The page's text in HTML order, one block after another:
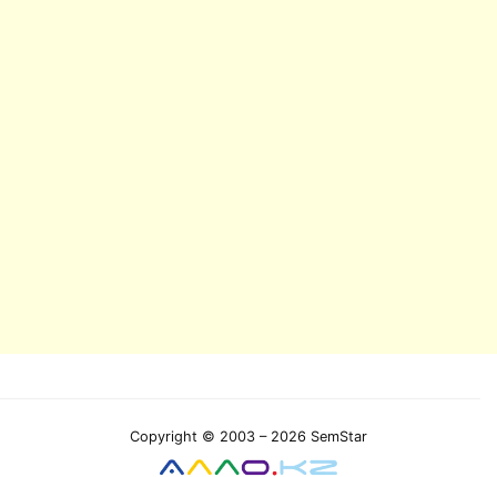
Copyright © 2003 – 2026 SemStar